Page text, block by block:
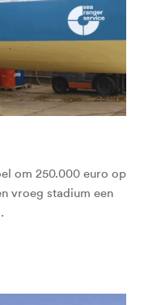
om 250.000 euro op
vroeg stadium een